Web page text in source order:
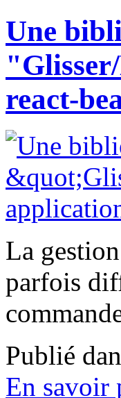
Une
react-
La
parfois
Publié
En savoir